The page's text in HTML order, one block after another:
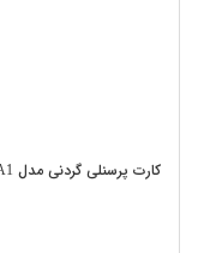
کارت پرسنلی گردنی مدل A1